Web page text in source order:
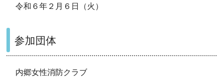
令和６年２月６日（火）
参加団体
内郷女性消防クラブ